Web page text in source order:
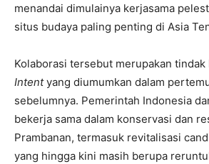
menandai dimulainya kerjasama
situs budaya paling penting di Asia
Kolaborasi tersebut merupakan tindak
Intentyang diumumkan dalam
sebelumnya. Pemerintah Indonesia
bekerja sama dalam konservasi dan
Prambanan, termasuk revitalisasi
yang hingga kini masih berupa